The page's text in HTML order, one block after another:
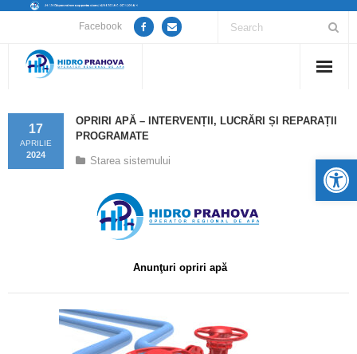
Facebook
Despre noi
Guvernanță Corporativă
Informații de interes public
OPRIRI APĂ – INTERVENȚII, LUCRĂRI ȘI REPARAȚII
PROGRAMATE
17
APRILIE
2024 Starea sistemului
Anunţuri opriri apă